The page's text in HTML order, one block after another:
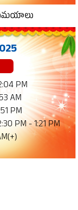
సమయాలు
PM
AM
PM
PM - 1:21 PM